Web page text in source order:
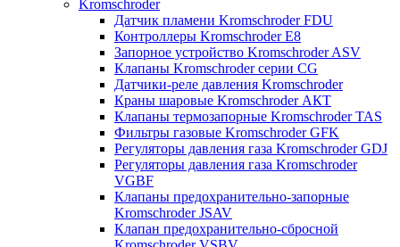
Kromschroder
Датчик пламени Kromschroder FDU
Контроллеры Kromschroder E8
Запорное устройство Kromschroder ASV
Клапаны Kromschroder серии CG
Датчики-реле давления Kromschroder
Краны шаровые Kromschroder АКТ
Клапаны термозапорные Kromschroder TAS
Фильтры газовые Kromschroder GFK
Регуляторы давления газа Kromschroder GDJ
Регуляторы давления газа Kromschroder
VGBF
Клапаны предохранительно-запорные
Kromschroder JSAV
Клапан предохранительно-сбросной